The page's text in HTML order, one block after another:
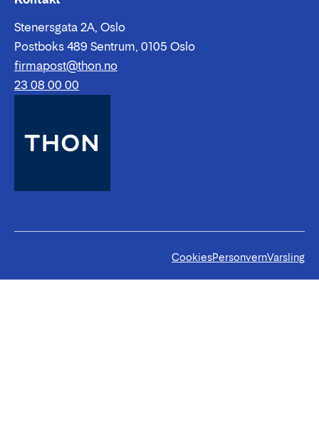
Stenersgata 2A, Oslo
Postboks 489 Sentrum, 0105 Oslo
firmapost@thon.no
23 08 00 00
CookiesPersonvernVarsling